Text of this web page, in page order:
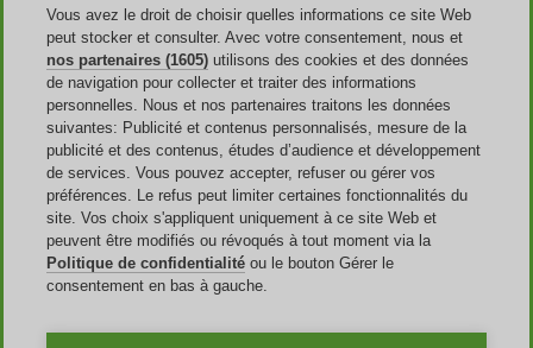
FAQ
CGU
Mentions légales
Transparence
Équipe Discoup
Nouvelles
Tous les magasins
Toutes les catégories
Guide des réductions
Événements
Rentrée Scolaire
French Days
Halloween
Vous avez le droit de choisir quelles informations ce site Web
peut stocker et consulter. Avec votre consentement, nous et
nos partenaires (1605) utilisons des cookies et des données
de navigation pour collecter et traiter des informations
personnelles. Nous et nos partenaires traitons les données
suivantes: Publicité et contenus personnalisés, mesure de la
publicité et des contenus, études d’audience et développement
de services. Vous pouvez accepter, refuser ou gérer vos
préférences. Le refus peut limiter certaines fonctionnalités du
site. Vos choix s'appliquent uniquement à ce site Web et
peuvent être modifiés ou révoqués à tout moment via la
Politique de confidentialité ou le bouton Gérer le
consentement en bas à gauche.